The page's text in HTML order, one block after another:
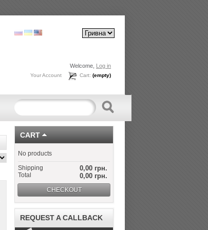
Welcome, Log in
Cart:(empty)
Your Account
CART
No products
0,00 грн.
Shipping
0,00 грн.
Total
CHECKOUT
REQUEST A CALLBACK